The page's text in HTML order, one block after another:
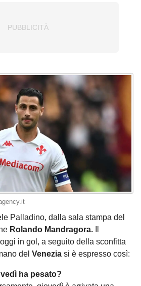
Palladino, dalla sala stampa del
Rolando Mandragora.
in gol, a seguito della sconfitta
del Venezia si è espresso così:
ha pesato?